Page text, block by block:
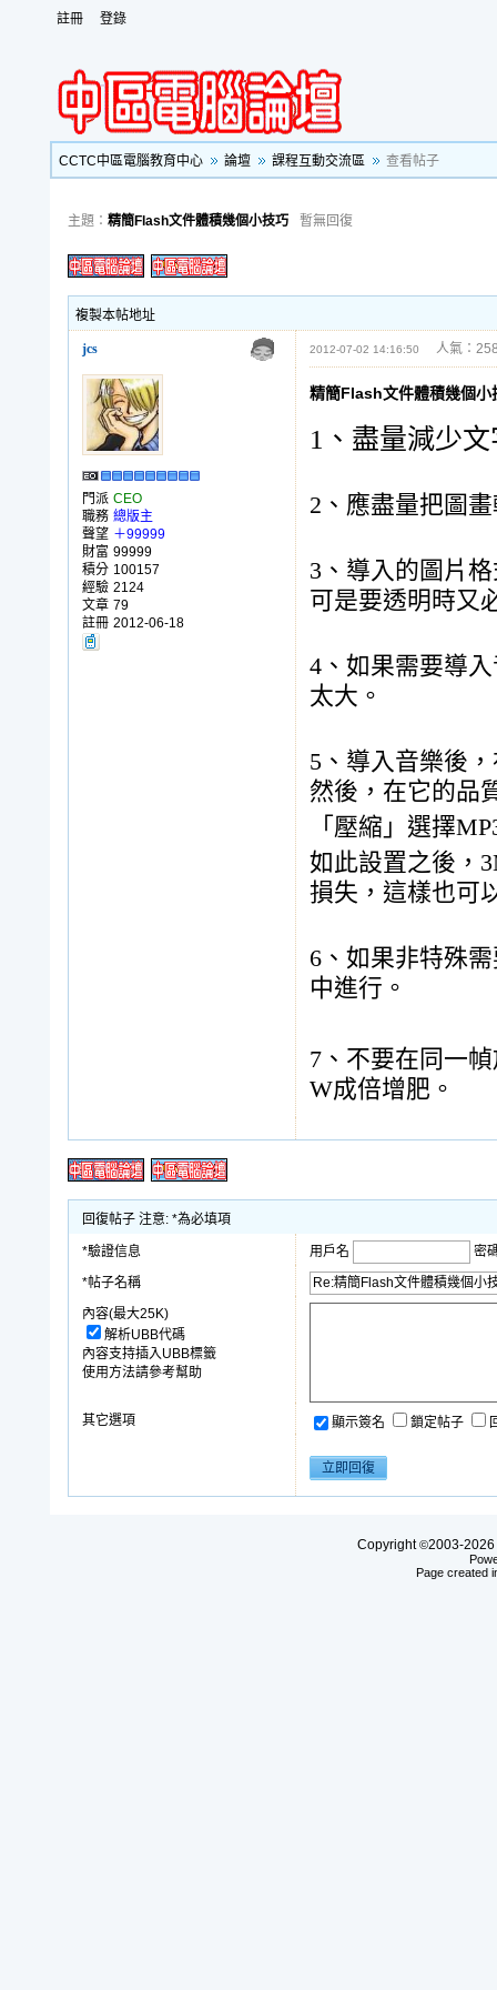
註冊 登錄
CCTC中區電腦教育中心 論壇 課程互動交流區 查看帖子
主題： 精簡Flash文件體積幾個小技巧 暫無回復
複製本帖地址
jcs 2012-07-02 14:16:50 人氣：
門派 CEO
職務 總版主
聲望 ＋99999
財富 99999
積分 100157
經驗 2124
文章 79
註冊 2012-06-18
精簡Flash文件體積幾個小
1、盡量減少
2、應盡量把圖
3、導入的圖片
可是要透明時又
4、如果需要導
太大。
5、導入音樂後
然後，在它的品
「壓縮」選擇
如此設置之後，
損失，這樣也可
6、如果非特殊
中進行。
7、不要在同一
W成倍增肥。
回復帖子 注意: *為必填項
*驗證信息 用戶名
密
*帖子名稱
內容(最大25K)
解析UBB代碼
內容支持插入UBB標籤
使用方法請參考幫助
其它選項 顯示簽名 鎖定帖子
Copyright©2003-2026
Page created